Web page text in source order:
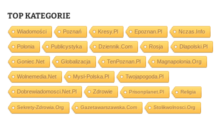
TOP KATEGORIE
Wiadomości Poznań Kresy.pl Epoznan.pl Nczas.info
Polonia Publicystyka Dziennik.com Rosja Dlapolski.pl
Goniec.net Globalizacja TenPoznan.pl Magnapolonia.org
Wolnemedia.net Mysl-Polska.pl Twojapogoda.pl
Dobrewiadomosci.net.pl Zdrowie Prisonplanet.pl Religia
Sekrety-Zdrowia.org Gazetawarszawska.com Stolikwolnosci.org